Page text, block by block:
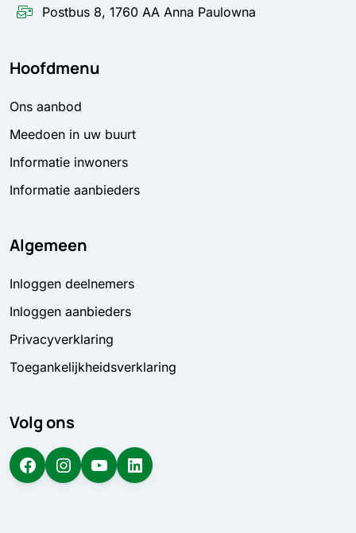
Postbus 8, 1760 AA Anna Paulowna
Hoofdmenu
Ons aanbod
Meedoen in uw buurt
Informatie inwoners
Informatie aanbieders
Algemeen
Inloggen deelnemers
Inloggen aanbieders
Privacyverklaring
Toegankelijkheidsverklaring
Volg ons
Facebook Instagram YouTube LinkedIn